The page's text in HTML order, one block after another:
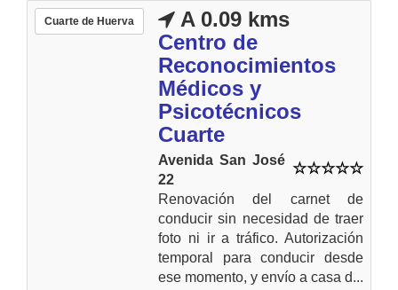
Cuarte de Huerva
A 0.09 kms
Centro de
Reconocimientos
Médicos y
Psicotécnicos
Cuarte
Avenida San José
22
Renovación del carnet de
conducir sin necesidad de traer
foto ni ir a tráfico. Autorización
temporal para conducir desde
ese momento, y envío a casa d...